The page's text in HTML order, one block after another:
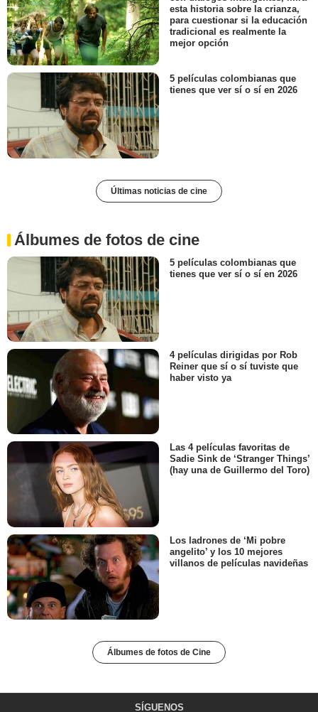
esta historia sobre la crianza,
para cuestionar si la educación
tradicional es realmente la
mejor opción
5 películas colombianas que
tienes que ver sí o sí en 2026
Últimas noticias de cine
Álbumes de fotos de cine
5 películas colombianas que
tienes que ver sí o sí en 2026
4 películas dirigidas por Rob
Reiner que sí o sí tuviste que
haber visto ya
Las 4 películas favoritas de
Sadie Sink de ‘Stranger Things’
(hay una de Guillermo del Toro)
Los ladrones de ‘Mi pobre
angelito’ y los 10 mejores
villanos de películas navideñas
Álbumes de fotos de Cine
SÍGUENOS